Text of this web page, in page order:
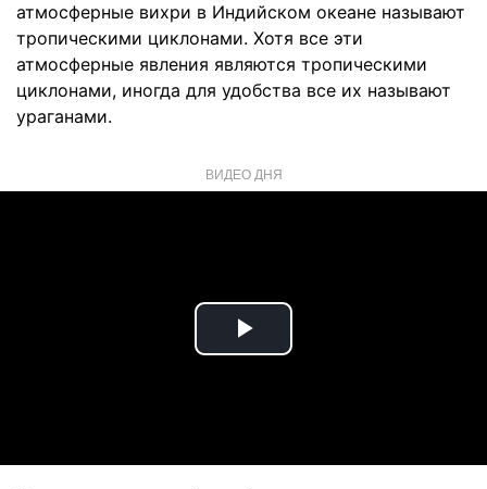
атмосферные вихри в Индийском океане называют
тропическими циклонами. Хотя все эти
атмосферные явления являются тропическими
циклонами, иногда для удобства все их называют
ураганами.
ВИДЕО ДНЯ
Play